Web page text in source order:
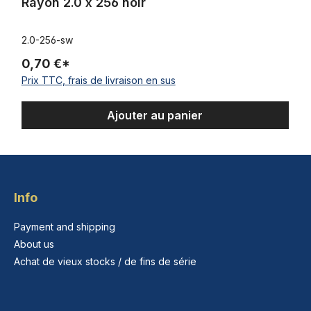
2.0-256-sw
0,70 €*
Prix TTC, frais de livraison en sus
Ajouter au panier
Info
Payment and shipping
About us
Achat de vieux stocks / de fins de série